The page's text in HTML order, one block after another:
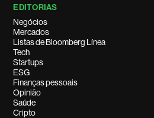
EDITORIAS
Negócios
Mercados
Listas de Bloomberg Línea
Tech
Startups
ESG
Finanças pessoais
Opinião
Saúde
Cripto